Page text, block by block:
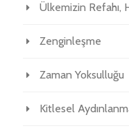
Ülkemizin Refahı,
Zenginleşme
Zaman Yoksulluğu
Kitlesel